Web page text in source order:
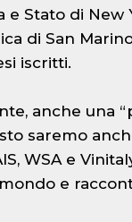
e Stato di New
di San
iscritti.
anche una
saremo
WSA e
e